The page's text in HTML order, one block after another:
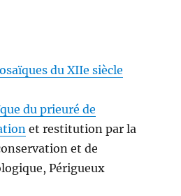
du XIIe siècle
du prieuré de
et restitution par la
et de
Périgueux